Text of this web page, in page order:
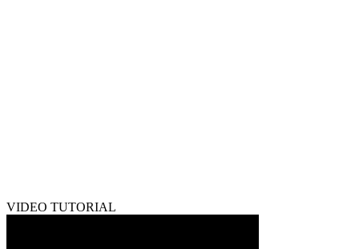
VIDEO TUTORIAL